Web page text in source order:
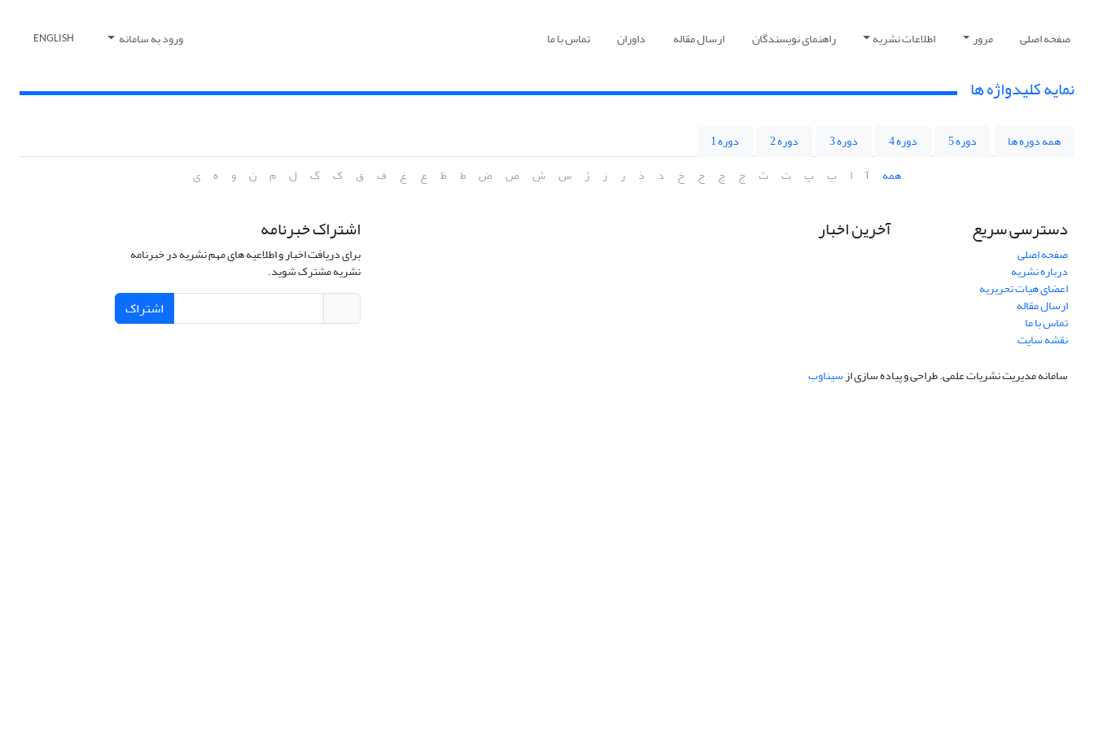
صفحه اصلی مرور اطلاعات نشریه راهنمای نویسندگان ارسال مقاله داوران تماس با ما ورود به سامانه ENGLISH
نمایه کلیدواژه ها
همه دوره ها دوره 5 دوره 4 دوره 3 دوره 2
دوره 1
همه
آ ا ب پ ت ث ج چ ح خ د ذ ر ز ژ س ش ص ض ط ظ ع غ ف ق ک گ ل م ن و ه ی
دسترسی سریع
صفحه اصلی
درباره نشریه
اعضای هیات تحریریه
ارسال مقاله
تماس با ما
نقشه سایت
آخرین اخبار اشتراک خبرنامه
برای دریافت اخبار و اطلاعیه های مهم نشریه در خبرنامه
نشریه مشترک شوید.
اشتراک
سامانه مدیریت نشریات علمی.طراحی و پیاده سازی ازسیناوب